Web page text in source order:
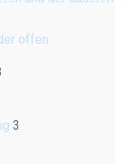
offen
3